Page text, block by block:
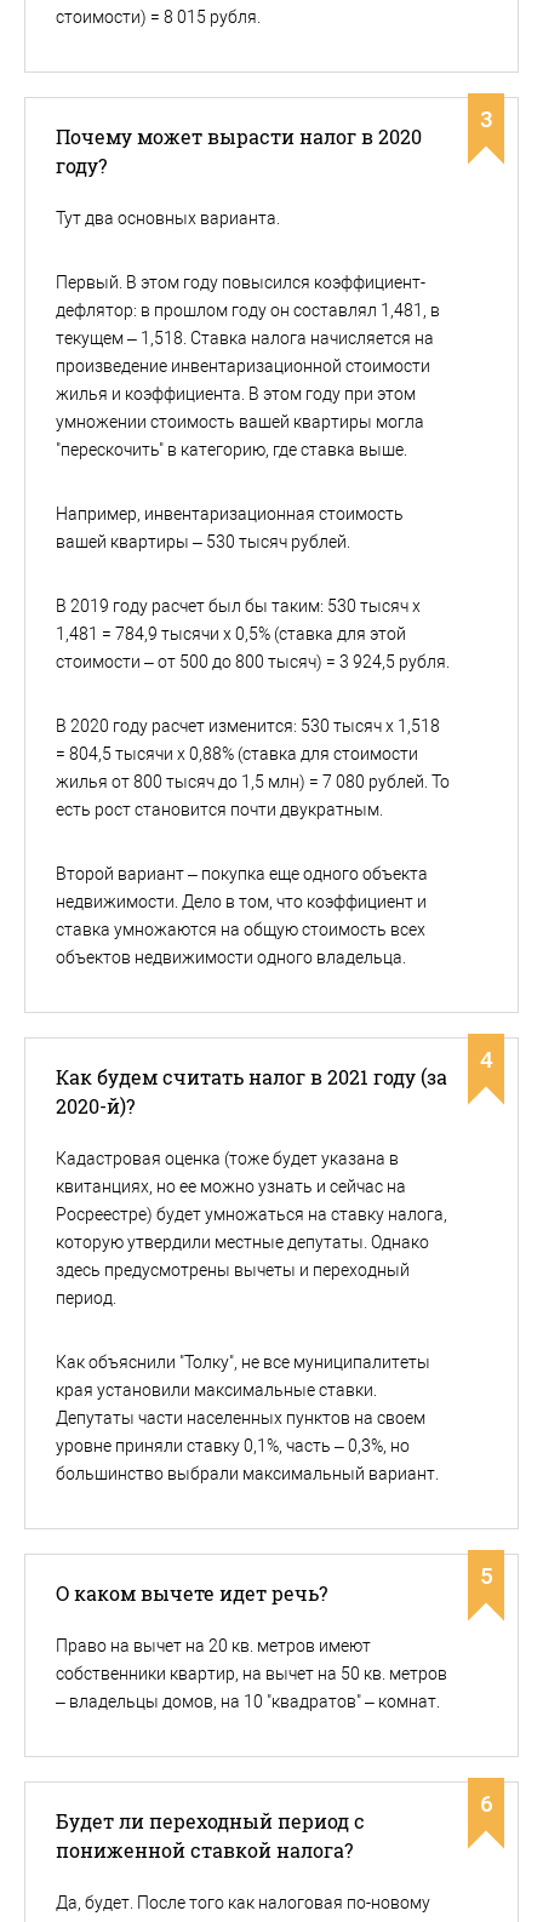
стоимости) = 8 015 рубля.
3
Почему может вырасти налог в 2020
году?
Тут два основных варианта.
Первый. В этом году повысился коэффициент-
дефлятор: в прошлом году он составлял 1,481, в
текущем – 1,518. Ставка налога начисляется на
произведение инвентаризационной стоимости
жилья и коэффициента. В этом году при этом
умножении стоимость вашей квартиры могла
"перескочить" в категорию, где ставка выше.
Например, инвентаризационная стоимость
вашей квартиры – 530 тысяч рублей.
В 2019 году расчет был бы таким: 530 тысяч х
1,481 = 784,9 тысячи х 0,5% (ставка для этой
стоимости – от 500 до 800 тысяч) = 3 924,5 рубля.
В 2020 году расчет изменится: 530 тысяч х 1,518
= 804,5 тысячи х 0,88% (ставка для стоимости
жилья от 800 тысяч до 1,5 млн) = 7 080 рублей. То
есть рост становится почти двукратным.
Второй вариант – покупка еще одного объекта
недвижимости. Дело в том, что коэффициент и
ставка умножаются на общую стоимость всех
объектов недвижимости одного владельца.
4
Как будем считать налог в 2021 году (за
2020-й)?
Кадастровая оценка (тоже будет указана в
квитанциях, но ее можно узнать и сейчас на
Росреестре) будет умножаться на ставку налога,
которую утвердили местные депутаты. Однако
здесь предусмотрены вычеты и переходный
период.
Как объяснили "Толку", не все муниципалитеты
края установили максимальные ставки.
Депутаты части населенных пунктов на своем
уровне приняли ставку 0,1%, часть – 0,3%, но
большинство выбрали максимальный вариант.
5
О каком вычете идет речь?
Право на вычет на 20 кв. метров имеют
собственники квартир, на вычет на 50 кв. метров
– владельцы домов, на 10 "квадратов" – комнат.
6
Будет ли переходный период с
пониженной ставкой налога?
Да, будет. После того как налоговая по-новому